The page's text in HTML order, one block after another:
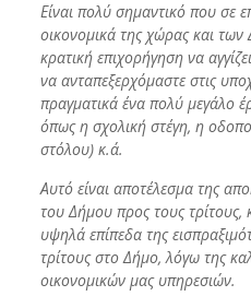
Είναι πολύ σημαντικό που σε
οικονομικά της χώρας και των
κρατική επιχορήγηση να
να ανταπεξερχόμαστε στις
πραγματικά ένα πολύ μεγάλο
όπως η σχολική στέγη, η
στόλου) κ.ά.
Αυτό είναι αποτέλεσμα της
του Δήμου προς τους τρίτους,
υψηλά επίπεδα της
τρίτους στο Δήμο, λόγω της
οικονομικών μας υπηρεσιών.